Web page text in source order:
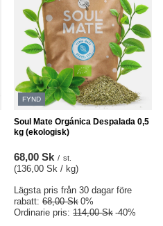
FYND
Soul Mate Orgánica Despalada 0,5
kg (ekologisk)
68,00 Sk / st.
(136,00 Sk / kg)
Lägsta pris från 30 dagar före
rabatt: 68,00 Sk 0%
Ordinarie pris: 114,00 Sk -40%